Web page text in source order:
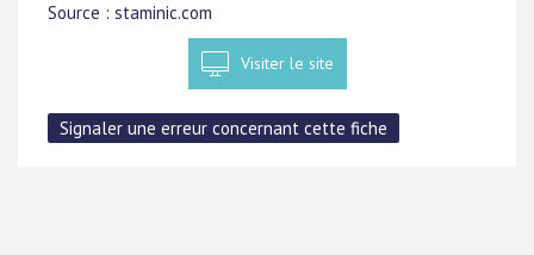
Source : staminic.com
Visiter le site